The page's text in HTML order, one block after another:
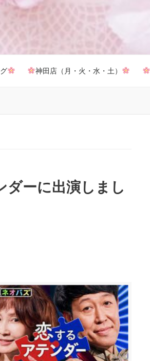
神田店（月・火・水・土）
ダーに出演しまし